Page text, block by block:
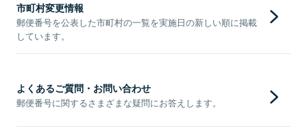
市町村変更情報
郵便番号を公表した市町村の一覧を実施日の新しい順に掲載
しています。
よくあるご質問・お問い合わせ
郵便番号に関するさまざまな疑問にお答えします。